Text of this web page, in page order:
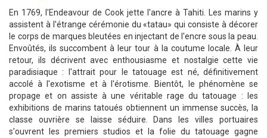
En 1769, l'Endeavour de Cook jette l'ancre à Tahiti. Les marins y
assistent à l'étrange cérémonie du «tatau» qui consiste à décorer
le corps de marques bleutées en injectant de l'encre sous la peau.
Envoûtés, ils succombent à leur tour à la coutume locale. À leur
retour, ils décrivent avec enthousiasme et nostalgie cette vie
paradisiaque : l'attrait pour le tatouage est né, définitivement
accolé à l'exotisme et à l'érotisme. Bientôt, le phénomène se
propage et on assiste à une véritable rage du tatouage : les
exhibitions de marins tatoués obtiennent un immense succès, la
classe ouvrière se laisse séduire. Dans les villes portuaires
s'ouvrent les premiers studios et la folie du tatouage gagne